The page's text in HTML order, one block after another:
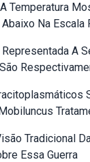
Temperatura
Na Escala
A
Tradicional
Essa Guerra